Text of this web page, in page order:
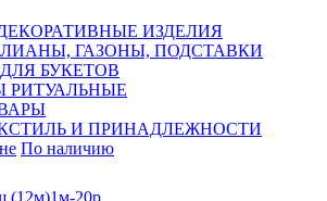
ИЗДЕЛИЯ
ГАЗОНЫ, ПОДСТАВКИ
БУКЕТОВ
РИТУАЛЬНЫЕ
И ПРИНАДЛЕЖНОСТИ
По наличию